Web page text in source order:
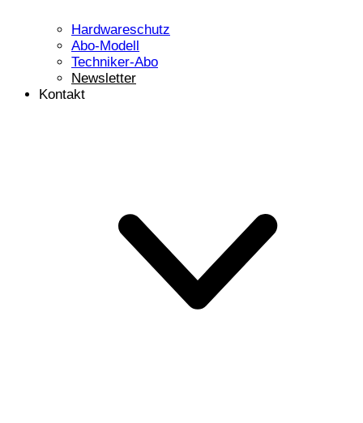
Hardwareschutz
Abo-Modell
Techniker-Abo
Newsletter
Kontakt